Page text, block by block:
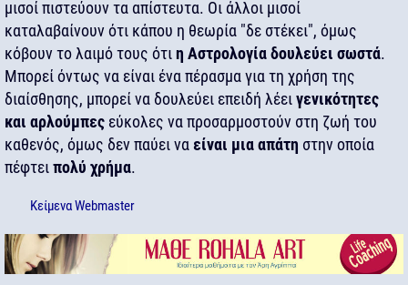
μισοί πιστεύουν τα απίστευτα. Οι άλλοι μισοί
καταλαβαίνουν ότι κάπου η θεωρία "δε στέκει", όμως
κόβουν το λαιμό τους ότιη Αστρολογία δουλεύει σωστά.
Μπορεί όντως να είναι ένα πέρασμα για τη χρήση της
διαίσθησης, μπορεί να δουλεύει επειδή λέειγενικότητες
και αρλούμπες εύκολες να προσαρμοστούν στη ζωή του
καθενός, όμως δεν παύει να είναι μια απάτη στην οποία
πέφτειπολύ χρήμα.
ΚείμεναWebmaster